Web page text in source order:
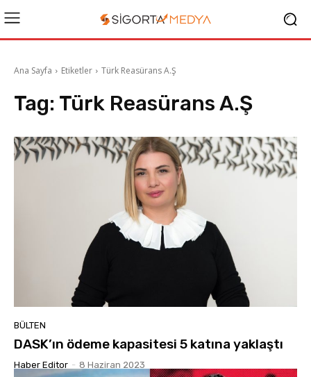
Ana Sayfa Etiketler Türk Reasürans A.Ş
Tag: Türk Reasürans A.Ş
BÜLTEN
DASK’ın ödeme kapasitesi 5 katına yaklaştı
Haber Editor - 8 Haziran 2023